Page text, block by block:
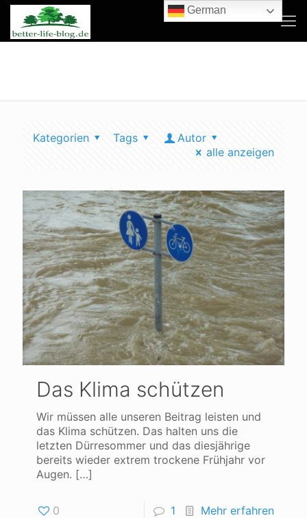
Kategorien Tags
Autor
alle anzeigen
Das Klima schützen
Wir müssen alle unseren Beitrag leisten und
das Klima schützen. Das halten uns die
letzten Dürresommer und das diesjährige
bereits wieder extrem trockene Frühjahr vor
Augen. […]
0 1 Mehr erfahren
German